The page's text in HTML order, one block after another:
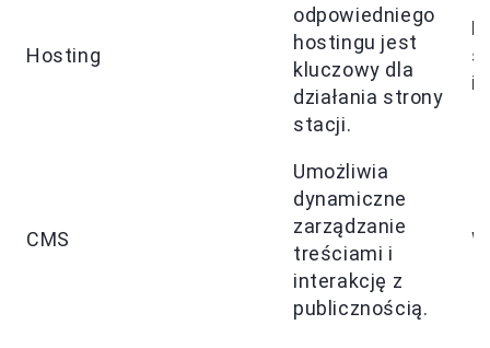
Hosting
odpowiedniego
hostingu jest
kluczowy dla
działania strony
stacji.
CMS
Umożliwia
dynamiczne
zarządzanie
treściami i
interakcję z
publicznością.